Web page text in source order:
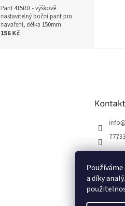
a díky
Pant 415RD - výškově
nastavitelný boční pant pro
navaření, délka 150mm
156 Kč
Kontakt
info@